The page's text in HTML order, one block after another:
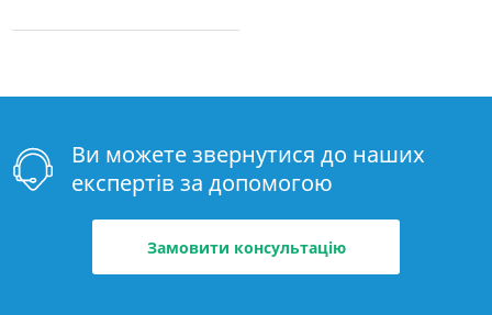
Ви можете звернутися до наших
експертів за допомогою
Замовити консультацію